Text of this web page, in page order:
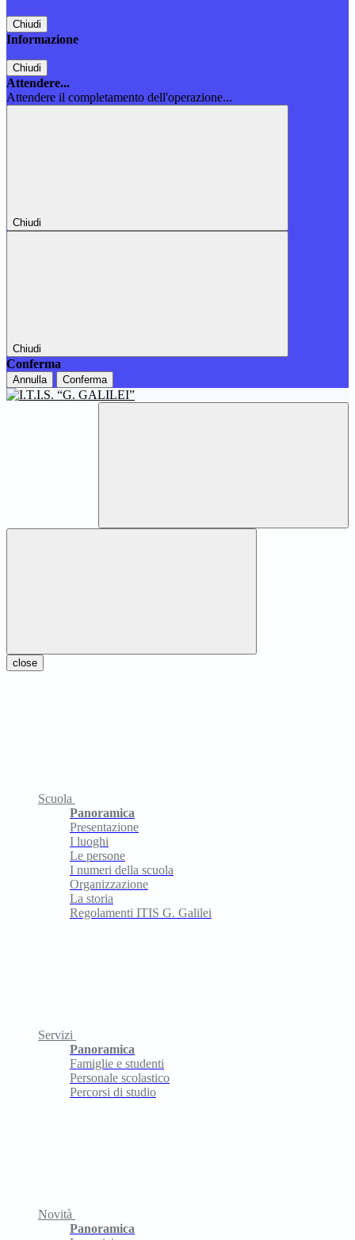
Chiudi
Informazione
Chiudi
Attendere...
Attendere il completamento dell'operazione...
Chiudi
Chiudi
Conferma
Annulla Conferma
close
Scuola
Panoramica
Presentazione
I luoghi
Le persone
I numeri della scuola
Organizzazione
La storia
Regolamenti ITIS G. Galilei
Servizi
Panoramica
Famiglie e studenti
Personale scolastico
Percorsi di studio
Novità
Panoramica